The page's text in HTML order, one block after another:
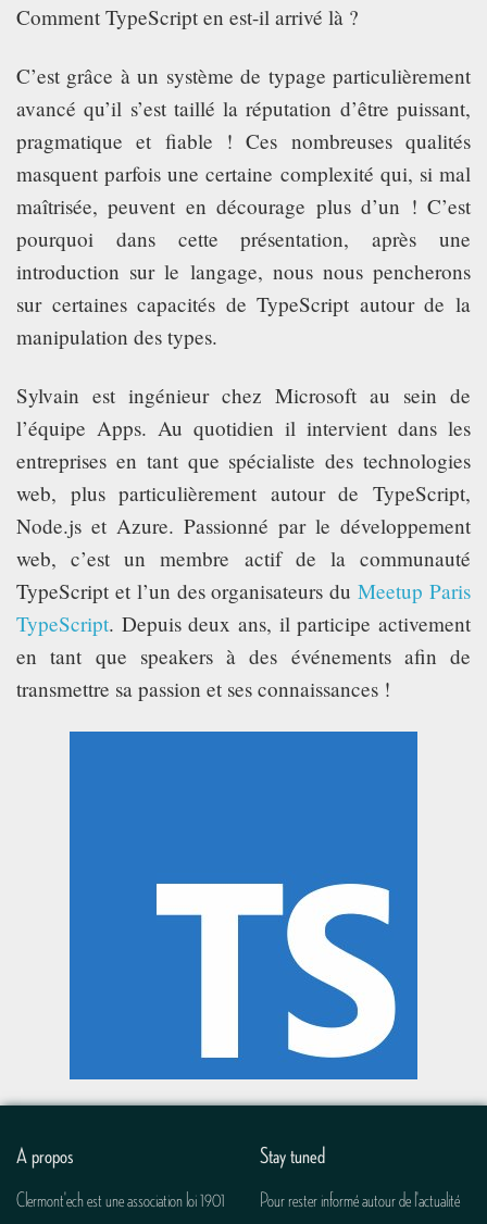
Comment TypeScript en est-il arrivé là ?
C’est grâce à un système de typage particulièrement
avancé qu’il s’est taillé la réputation d’être puissant,
pragmatique et fiable ! Ces nombreuses qualités
masquent parfois une certaine complexité qui, si mal
maîtrisée, peuvent en décourage plus d’un ! C’est
pourquoi dans cette présentation, après une
introduction sur le langage, nous nous pencherons
sur certaines capacités de TypeScript autour de la
manipulation des types.
Sylvain est ingénieur chez Microsoft au sein de
l’équipe Apps. Au quotidien il intervient dans les
entreprises en tant que spécialiste des technologies
web, plus particulièrement autour de TypeScript,
Node.js et Azure. Passionné par le développement
web, c’est un membre actif de la communauté
TypeScript et l’un des organisateurs duMeetup Paris
TypeScript. Depuis deux ans, il participe activement
en tant que speakers à des événements afin de
transmettre sa passion et ses connaissances !
A propos
Clermont'ech est une association loi 1901
Stay tuned
Pour rester informé autour de l'actualité